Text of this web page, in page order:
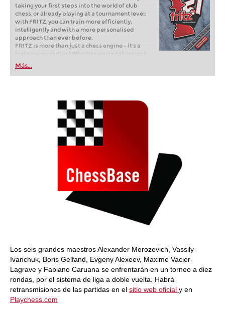
taking your first steps into the world of club
chess, or already playing at a tournament level:
with FRITZ, you can train more efficiently,
intelligently and with a more personalised
approach than ever before.
FRITZ is more than just a chess engine – it’s a
training revolution! Whether you’re taking your
first steps into the world of club chess, or already
playing at a tournament level: with FRITZ, you can
train more efficiently, intelligently and with a
Más...
Los seis grandes maestros Alexander Morozevich, Vassily
Ivanchuk, Boris Gelfand, Evgeny Alexeev, Maxime Vacier-
Lagrave y Fabiano Caruana se enfrentarán en un torneo a diez
rondas, por el sistema de liga a doble vuelta. Habrá
retransmisiones de las partidas en el sitio web oficial y en
Playchess.com